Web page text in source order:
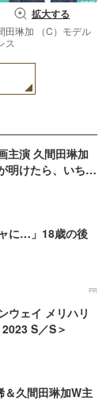
拡大する
田琳加 （C）モデル
ス
主演 久間田琳加
明けたら、いちば
に…」18歳の後
PR
ウェイ メリハリ
S／S＞
久間田琳加W主